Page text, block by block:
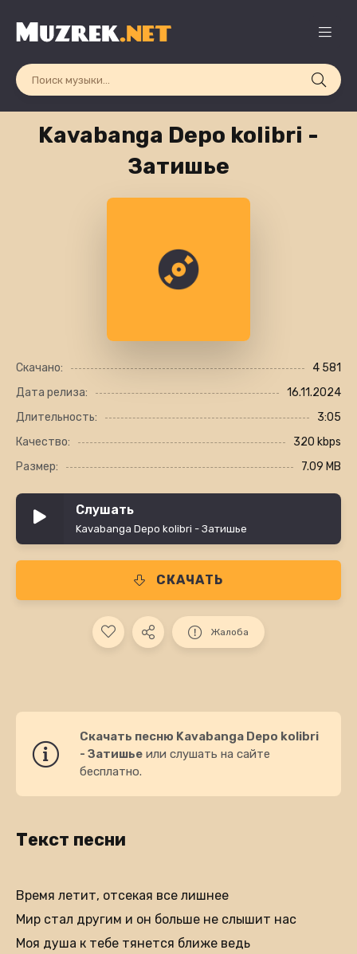
Kavabanga Depo kolibri -
Затишье
Скачано:
4 581
Дата релиза:
16.11.2024
Длительность:
3:05
Качество:
320 kbps
Размер:
7.09 MB
Слушать
Kavabanga Depo kolibri - Затишье
СКАЧАТЬ
Жалоба
Скачать песню Kavabanga Depo kolibri
- Затишье или слушать на сайте
бесплатно.
Текст песни
Время летит, отсекая все лишнее
Мир стал другим и он больше не слышит нас
Моя душа к тебе тянется ближе ведь